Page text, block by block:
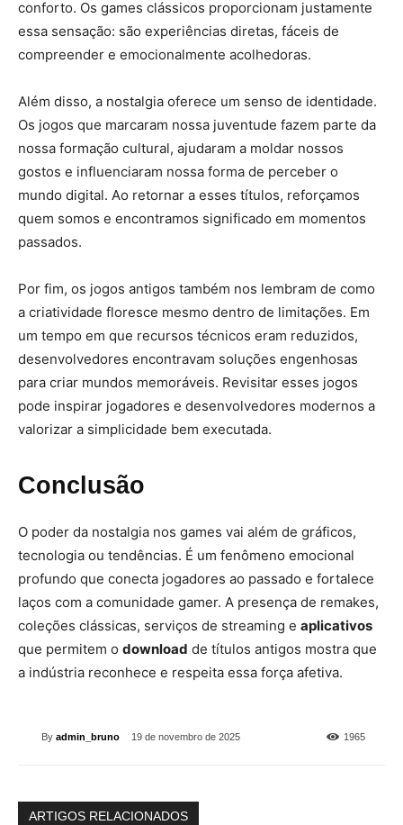
conforto. Os games clássicos proporcionam justamente
essa sensação: são experiências diretas, fáceis de
compreender e emocionalmente acolhedoras.
Além disso, a nostalgia oferece um senso de identidade.
Os jogos que marcaram nossa juventude fazem parte da
nossa formação cultural, ajudaram a moldar nossos
gostos e influenciaram nossa forma de perceber o
mundo digital. Ao retornar a esses títulos, reforçamos
quem somos e encontramos significado em momentos
passados.
Por fim, os jogos antigos também nos lembram de como
a criatividade floresce mesmo dentro de limitações. Em
um tempo em que recursos técnicos eram reduzidos,
desenvolvedores encontravam soluções engenhosas
para criar mundos memoráveis. Revisitar esses jogos
pode inspirar jogadores e desenvolvedores modernos a
valorizar a simplicidade bem executada.
Conclusão
O poder da nostalgia nos games vai além de gráficos,
tecnologia ou tendências. É um fenômeno emocional
profundo que conecta jogadores ao passado e fortalece
laços com a comunidade gamer. A presença de remakes,
coleções clássicas, serviços de streaming e aplicativos
que permitem o download de títulos antigos mostra que
a indústria reconhece e respeita essa força afetiva.
1965
By admin_bruno 19 de novembro de 2025
ARTIGOS RELACIONADOS